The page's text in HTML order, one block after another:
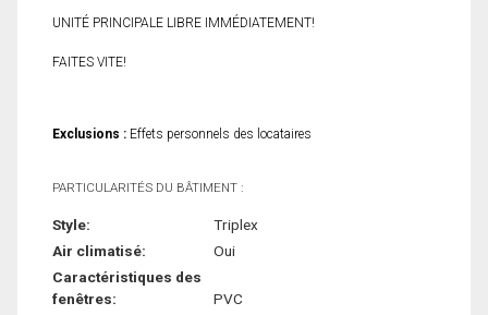
UNITÉ PRINCIPALE LIBRE IMMÉDIATEMENT!
FAITES VITE!
Exclusions : Effets personnels des locataires
PARTICULARITÉS DU BÂTIMENT :
Style:
Triplex
Air climatisé:
Oui
Caractéristiques des
fenêtres:
PVC